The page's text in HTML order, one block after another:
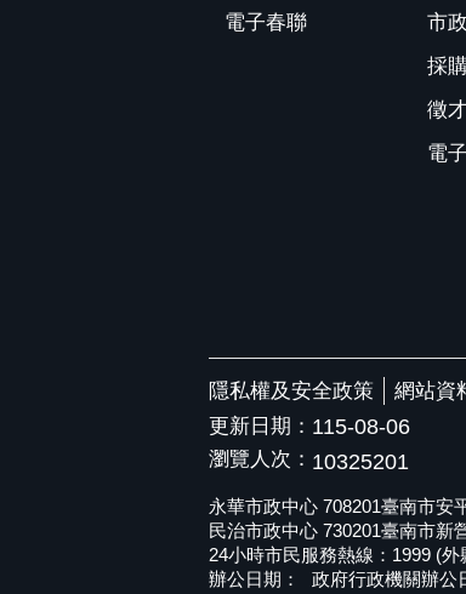
電子春聯
市
採
徵
電
隱私權及安全政策 網站資
更新日期： 115-08-06
瀏覽人次： 10325201
永華市政中心 708201臺南市安
民治市政中心 730201臺南市新
24小時市民服務熱線：1999 (
辦公日期：
政府行政機關辦公